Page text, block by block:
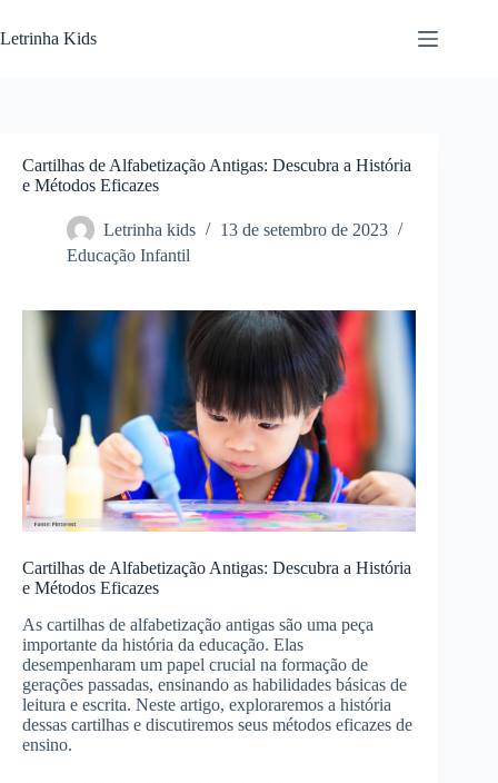
Letrinha Kids
Cartilhas de Alfabetização Antigas: Descubra a História
e Métodos Eficazes
Letrinha kids
13 de setembro de 2023
Educação Infantil
Cartilhas de Alfabetização Antigas: Descubra a História
e Métodos Eficazes
As cartilhas de alfabetização antigas são uma peça
importante da história da educação. Elas
desempenharam um papel crucial na formação de
gerações passadas, ensinando as habilidades básicas de
leitura e escrita. Neste artigo, exploraremos a história
dessas cartilhas e discutiremos seus métodos eficazes de
ensino.